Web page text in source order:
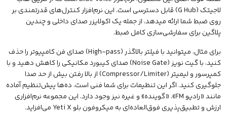
لاجیتک (G Hub) قابل دسترسی است. این نرم‌افزار کنترل‌های قدرتمندی بر
روی ضبط شما ارائه میدهد، از جمله یک اکولایزر صدای داخلی و چندین
پلاگین برای سفارشی‌سازی کامل ضبط.
برای مثال، میتوانید با فیلتر بالاگذر (High-pass) صدای فن کامپیوتر را حذف
کنید، با گیت نویز (Noise Gate) صدای کیبورد مکانیکی را کاهش دهید و با
کمپرسور و لیمیتر (Compressor/Limiter) از بالا رفتن بیش از حد صدا
جلوگیری کنید. اگر این تنظیمات برای شما فنی است، ده‌ها پیش‌تنظیم آماده
مانند «رادیو FM»، «گوینده» و غیره نیز وجود دارد. این مجموعه نرم‌افزاری
ارزش و تطبیق‌پذیری فوق‌العاده‌ای به میکروفون بلو Yeti X می‌افزاید.